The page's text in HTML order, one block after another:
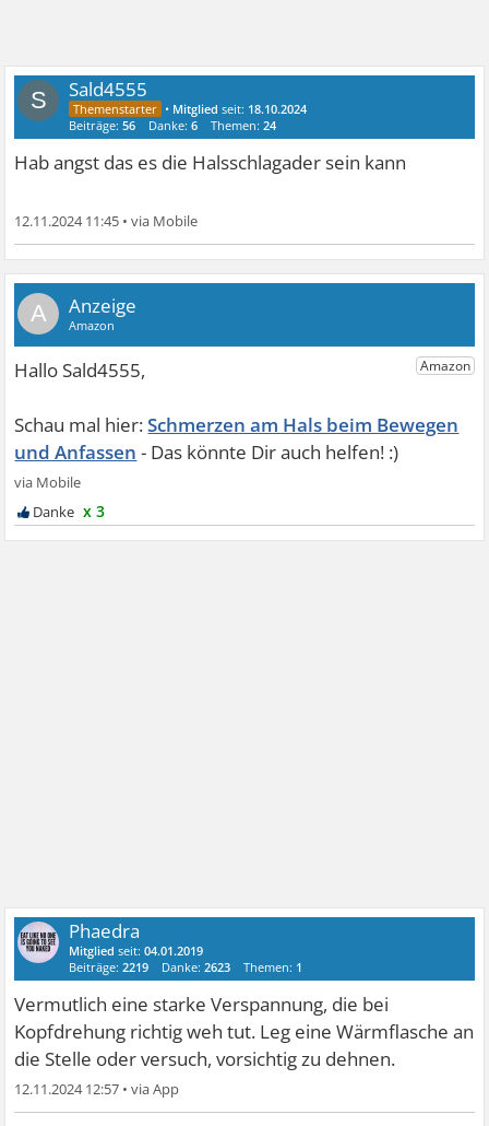
S Sald4555
• Mitglied seit: 18.10.2024
Beiträge:56 Danke:6 Themen:24
Hab angst das es die Halsschlagader sein kann
12.11.2024 11:45 •
A
Schmerzen am Hals beim Bewegen
und Anfassen
x 3
Phaedra
Mitglied seit:04.01.2019
Beiträge:2219 Danke:2623 Themen: 1
Vermutlich eine starke Verspannung, die bei
Kopfdrehung richtig weh tut. Leg eine Wärmflasche an
die Stelle oder versuch, vorsichtig zu dehnen.
12.11.2024 12:57 •